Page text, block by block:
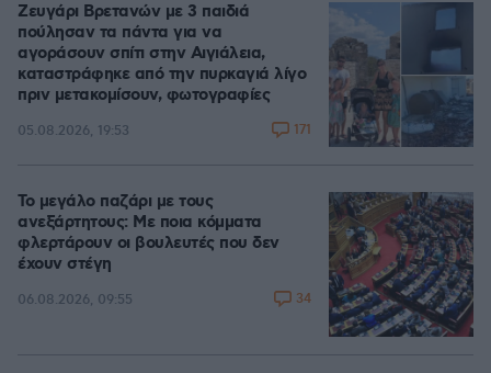
Ζευγάρι Βρετανών με 3 παιδιά
πούλησαν τα πάντα για να
αγοράσουν σπίτι στην Αιγιάλεια,
καταστράφηκε από την πυρκαγιά λίγο
πριν μετακομίσουν, φωτογραφίες
05.08.2026, 19:53 171
Το μεγάλο παζάρι με τους
ανεξάρτητους: Με ποια κόμματα
φλερτάρουν οι βουλευτές που δεν
έχουν στέγη
06.08.2026, 09:55 34